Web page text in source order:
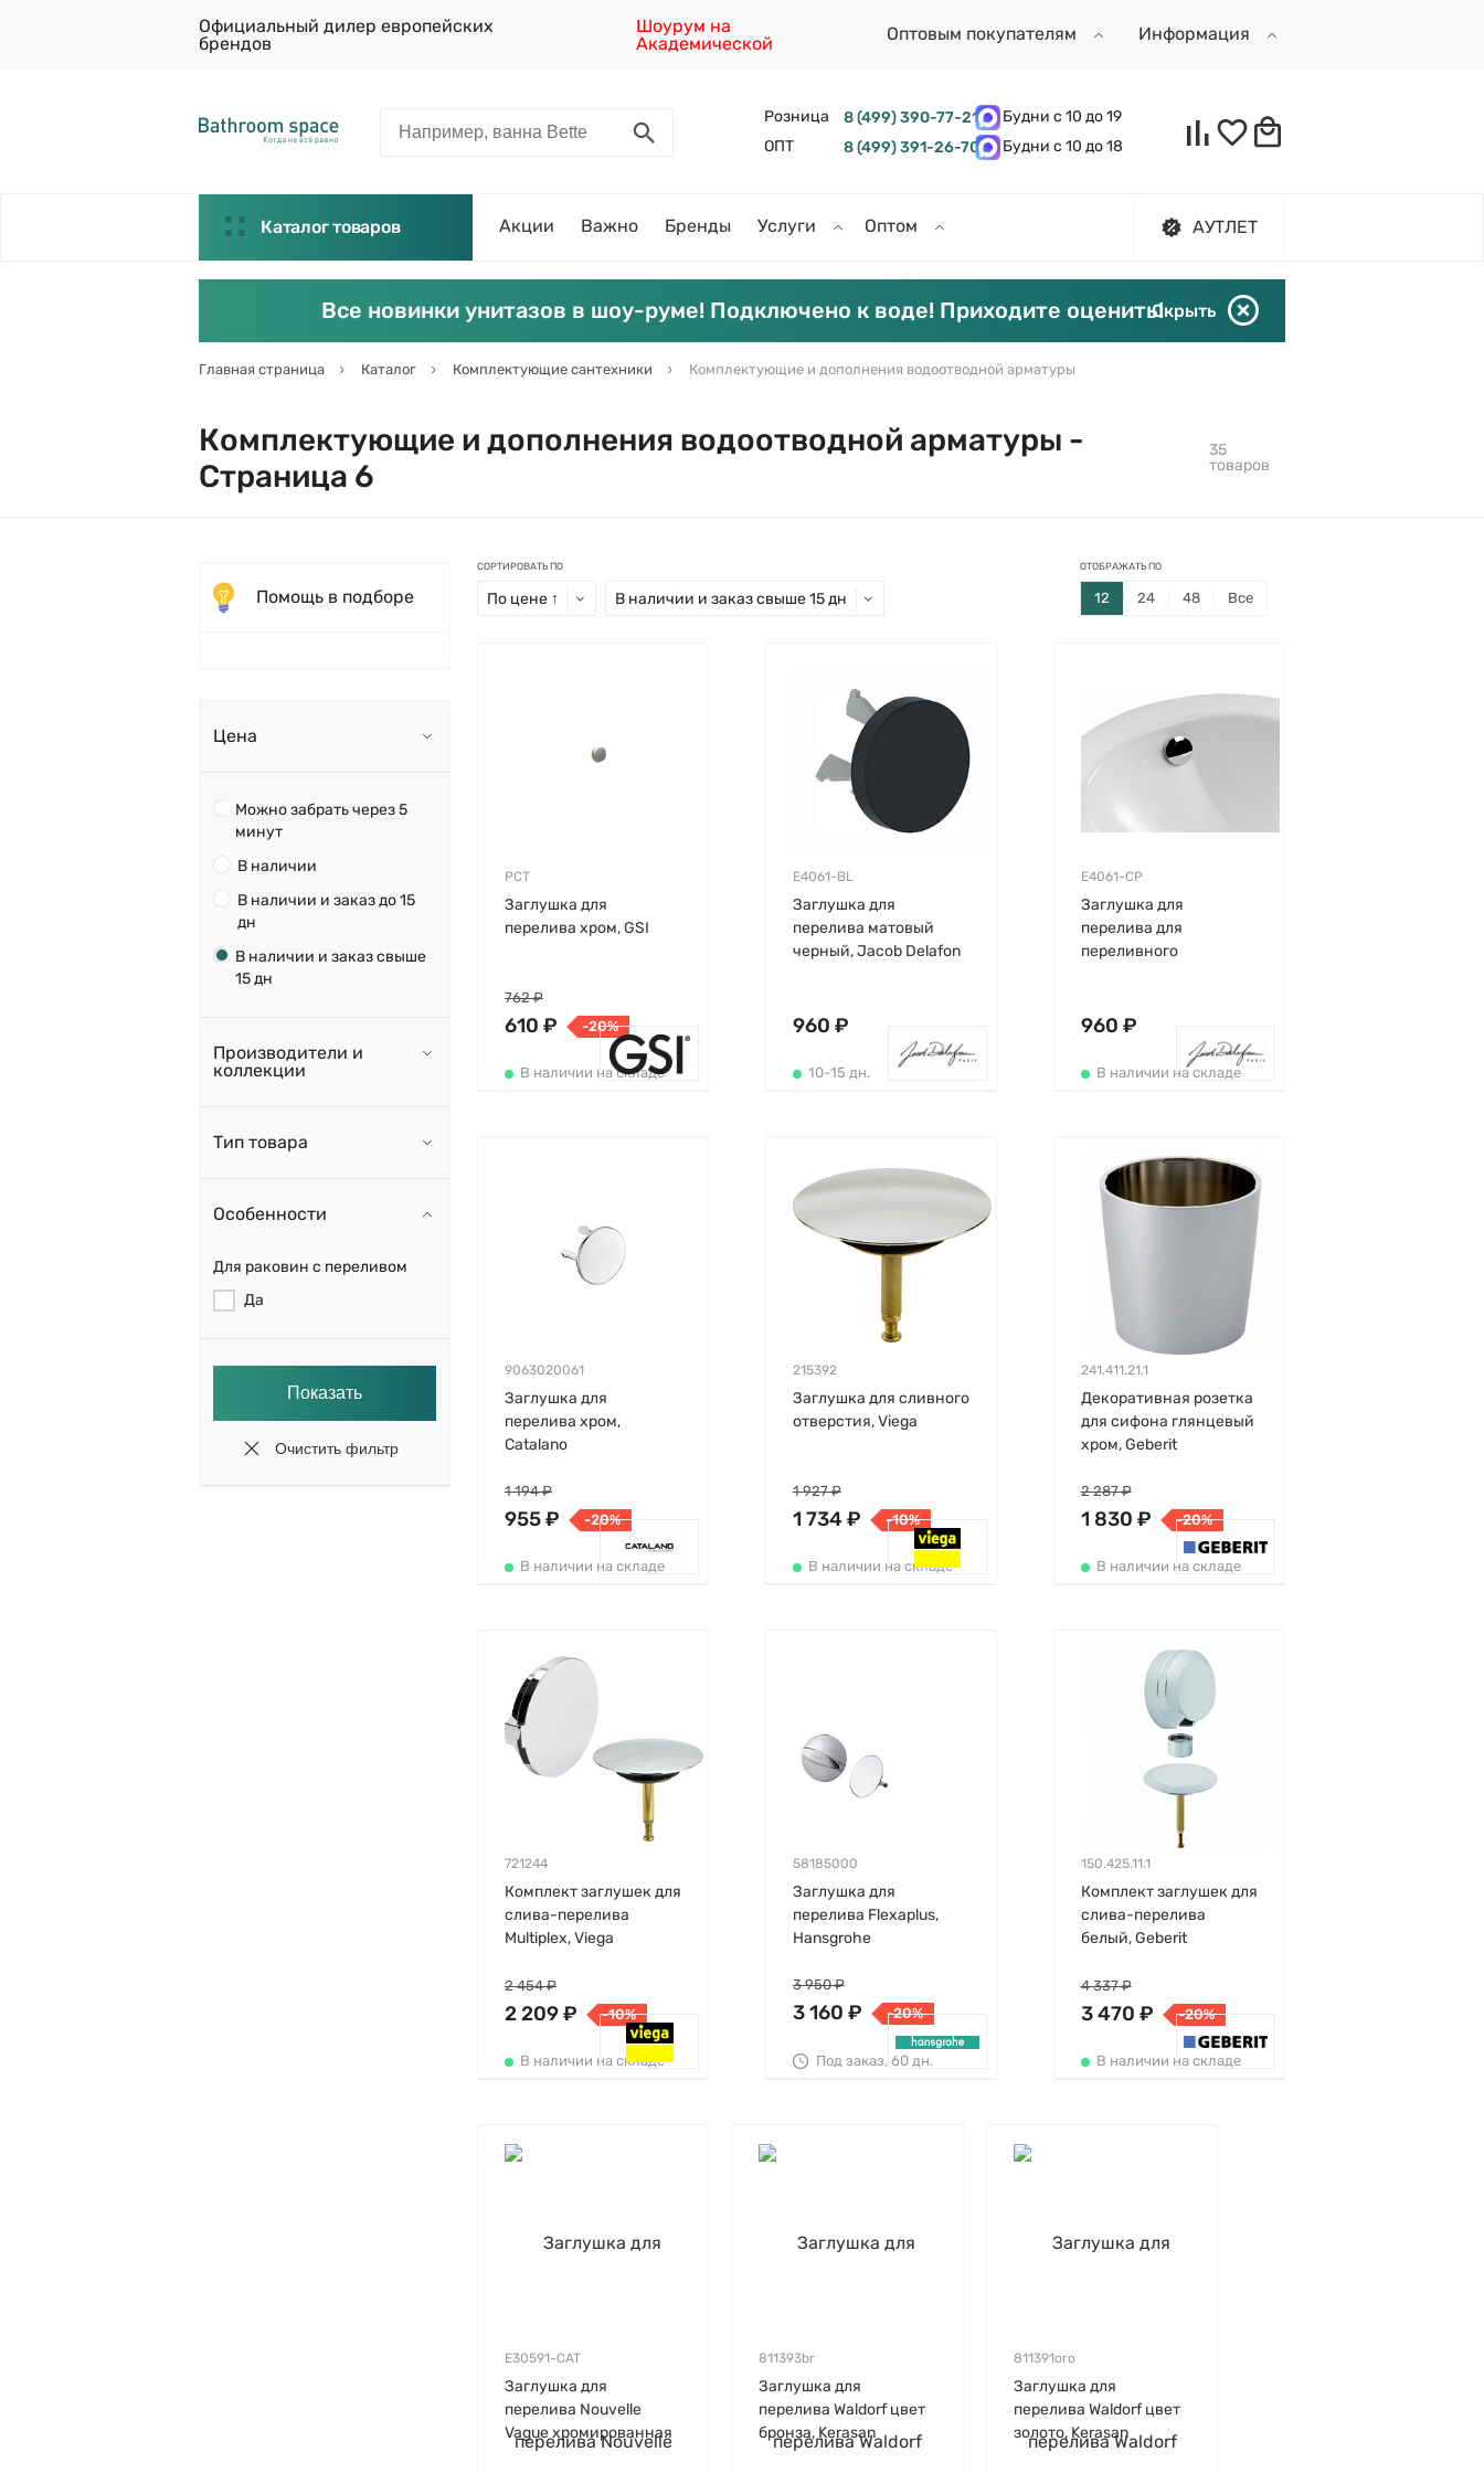
Официальный дилер европейских
брендов
Шоурум на
Академической
Оптовым покупателям Информация
Розница 8 (499) 390-77-21
Будни с 10 до 19
ОПТ
8 (499) 391-26-70 Будни с 10 до 18
Каталог товаров Акции Важно Бренды Услуги Оптом АУТЛЕТ
Все новинки унитазов в шоу-руме! Подключено к воде! Приходите оценить!Скрыть
Главная страница Каталог Комплектующие сантехники Комплектующие и дополнения водоотводной арматуры
Комплектующие и дополнения водоотводной арматуры -
Страница 6
35
товаров
Помощь в подборе
Цена
Можно забрать через 5
минут
В наличии
В наличии и заказ до 15
дн
В наличии и заказ свыше
15 дн
Производители и
коллекции
Тип товара
Особенности
Для раковин с переливом
Да
СОРТИРОВАТЬ ПО
По цене ↑ В наличии и заказ свыше 15 дн
ОТОБРАЖАТЬ ПО
12 24 48 Все
PCT
Заглушка для
перелива хром, GSI
610 ₽
762 ₽
-20%
В наличии на складе
E4061-BL
Заглушка для
перелива матовый
черный, Jacob Delafon
960 ₽
10-15 дн.
E4061-CP
Заглушка для
перелива для
переливного
960 ₽
В наличии на складе
9063020061
Заглушка для
перелива хром,
Catalano
955 ₽
1 194 ₽
-20%
В наличии на складе
215392
Заглушка для сливного
отверстия, Viega
1 734 ₽
1 927 ₽
-10%
В наличии на складе
241.411.21.1
Декоративная розетка
для сифона глянцевый
хром, Geberit
1 830 ₽
2 287 ₽
-20%
В наличии на складе
721244
Комплект заглушек для
слива-перелива
Multiplex, Viega
2 209 ₽
2 454 ₽
-10%
В наличии на складе
58185000
Заглушка для
перелива Flexaplus,
Hansgrohe
3 160 ₽
3 950 ₽
-20%
Под заказ, 60 дн.
150.425.11.1
Комплект заглушек для
слива-перелива
белый, Geberit
3 470 ₽
4 337 ₽
-20%
В наличии на складе
E30591-CAT
Заглушка для
перелива Nouvelle
Vague хромированная
матовая, Jacob Delafon
811393br
Заглушка для
перелива Waldorf цвет
бронза, Kerasan
811391oro
Заглушка для
перелива Waldorf цвет
золото, Kerasan